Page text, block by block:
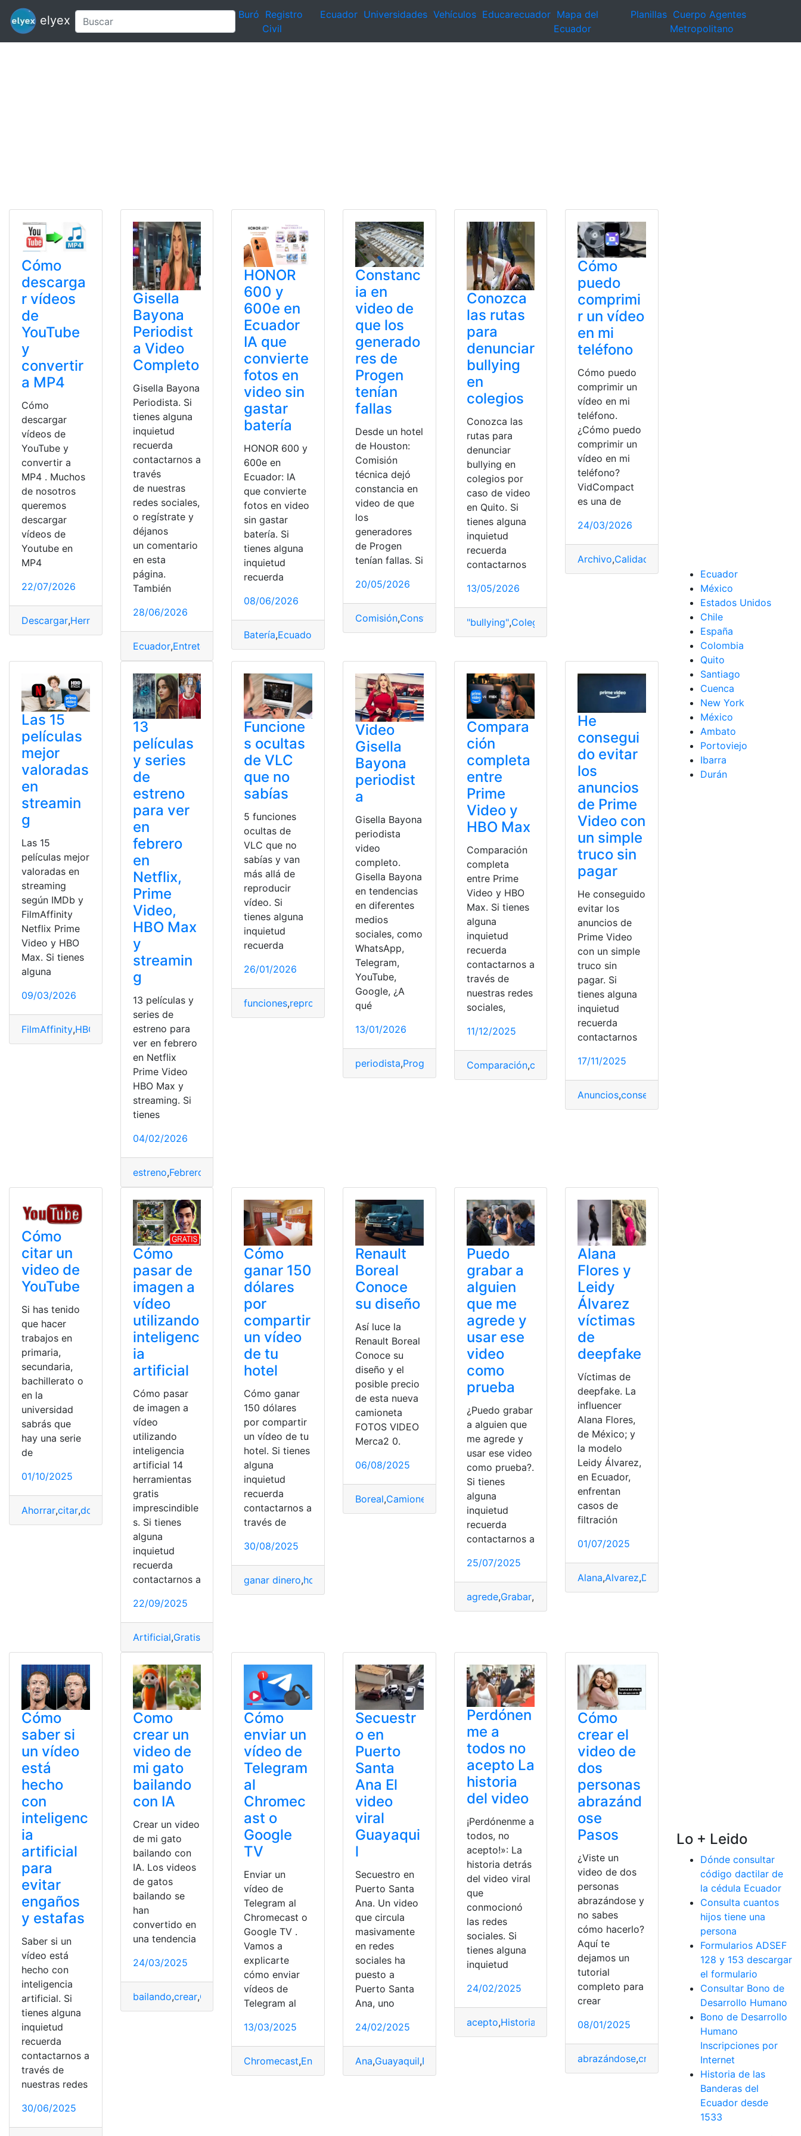
elyex Buró Registro
Civil
Ecuador Universidades Vehículos Educarecuador Mapa del
Ecuador
Planillas Cuerpo Agentes
Metropolitano
Cómo
descarga
r vídeos
de
YouTube
y
convertir
a MP4
Cómo
descargar
vídeos de
YouTube y
convertir a
MP4 . Muchos
de nosotros
queremos
descargar
vídeos de
Youtube en
MP4
22/07/2026
Descargar,Herramienta opciones video
Gisella
Bayona
Periodist
a Video
Completo
Gisella Bayona
Periodista. Si
tienes alguna
inquietud
recuerda
contactarnos a
través
de nuestras
redes sociales,
o regístrate y
déjanos
un comentario
en esta
página.
También
28/06/2026
Ecuador,Entretenimiento
HONOR
600 y
600e en
Ecuador
IA que
convierte
fotos en
video sin
gastar
batería
HONOR 600 y
600e en
Ecuador: IA
que convierte
fotos en video
sin gastar
batería. Si
tienes alguna
inquietud
recuerda
08/06/2026
Batería,Ecuador Fotos,IA,video
Constanc
ia en
video de
que los
generado
res de
Progen
tenían
fallas
Desde un hotel
de Houston:
Comisión
técnica dejó
constancia en
video de que
los
generadores
de Progen
tenían fallas. Si
20/05/2026
Comisión,Constancia Fallas,generadores video
Conozca
las rutas
para
denunciar
bullying
en
colegios
Conozca las
rutas para
denunciar
bullying en
colegios por
caso de video
en Quito. Si
tienes alguna
inquietud
recuerda
contactarnos
13/05/2026
"bullying",Colegios
Cómo
puedo
comprimi
r un vídeo
en mi
teléfono
Cómo puedo
comprimir un
vídeo en mi
teléfono.
¿Cómo puedo
comprimir un
vídeo en mi
teléfono?
VidCompact
es una de
24/03/2026
Archivo,Calidad
Las 15
películas
mejor
valoradas
en
streamin
g
Las 15
películas mejor
valoradas en
streaming
según IMDb y
FilmAffinity
Netflix Prime
Video y HBO
Max. Si tienes
alguna
09/03/2026
FilmAffinity,HBO Max,mejor,Netflix
13
películas
y series
de
estreno
para ver
en
febrero
en
Netflix,
Prime
Video,
HBO Max
y
streamin
g
13 películas y
series de
estreno para
ver en febrero
en Netflix
Prime Video
HBO Max y
streaming. Si
tienes
04/02/2026
estreno,Febrero
Funcione
s ocultas
de VLC
que no
sabías
5 funciones
ocultas de
VLC que no
sabías y van
más allá de
reproducir
vídeo. Si
tienes alguna
inquietud
recuerda
26/01/2026
funciones,reproducir video,vlc
Video
Gisella
Bayona
periodist
a
Gisella Bayona
periodista
video
completo.
Gisella Bayona
en tendencias
en diferentes
medios
sociales, como
WhatsApp,
Telegram,
YouTube,
Google, ¿A
qué
13/01/2026
periodista,Programa red social,Tendencia
Compara
ción
completa
entre
Prime
Video y
HBO Max
Comparación
completa
entre Prime
Video y HBO
Max. Si tienes
alguna
inquietud
recuerda
contactarnos a
través de
nuestras redes
sociales,
11/12/2025
Comparación,completa HBO ,Max,Prime
He
consegui
do evitar
los
anuncios
de Prime
Video con
un simple
truco sin
pagar
He conseguido
evitar los
anuncios de
Prime Video
con un simple
truco sin
pagar. Si
tienes alguna
inquietud
recuerda
contactarnos
17/11/2025
Anuncios,conseguido
Cómo
citar un
video de
YouTube
Si has tenido
que hacer
trabajos en
primaria,
secundaria,
bachillerato o
en la
universidad
sabrás que
hay una serie
de
01/10/2025
Ahorrar,citar,documento ,Solicitar Cita,Tiempo video,Videos,YouTube youtuber
Cómo
pasar de
imagen a
vídeo
utilizando
inteligenc
ia
artificial
Cómo pasar
de imagen a
vídeo
utilizando
inteligencia
artificial 14
herramientas
gratis
imprescindible
s. Si tienes
alguna
inquietud
recuerda
contactarnos a
22/09/2025
Artificial,Gratis,
Cómo
ganar 150
dólares
por
compartir
un vídeo
de tu
hotel
Cómo ganar
150 dólares
por compartir
un vídeo de tu
hotel. Si tienes
alguna
inquietud
recuerda
contactarnos a
través de
30/08/2025
ganar dinero,hoteles
Renault
Boreal
Conoce
su diseño
Así luce la
Renault Boreal
Conoce su
diseño y el
posible precio
de esta nueva
camioneta
FOTOS VIDEO
Merca2 0.
06/08/2025
Boreal,Camioneta Diseño,Fotos, video
Puedo
grabar a
alguien
que me
agrede y
usar ese
video
como
prueba
¿Puedo grabar
a alguien que
me agrede y
usar ese video
como prueba?.
Si tienes
alguna
inquietud
recuerda
contactarnos a
25/07/2025
agrede,Grabar, ,video
Alana
Flores y
Leidy
Álvarez
víctimas
de
deepfake
Víctimas de
deepfake. La
influencer
Alana Flores,
de México; y
la modelo
Leidy Álvarez,
en Ecuador,
enfrentan
casos de
filtración
01/07/2025
Alana,Alvarez,Deepfake
Cómo
saber si
un vídeo
está
hecho
con
inteligenc
ia
artificial
para
evitar
engaños
y estafas
Saber si un
vídeo está
hecho con
inteligencia
artificial. Si
tienes alguna
inquietud
recuerda
contactarnos a
través de
nuestras redes
30/06/2025
Como
crear un
video de
mi gato
bailando
con IA
Crear un video
de mi gato
bailando con
IA. Los videos
de gatos
bailando se
han
convertido en
una tendencia
24/03/2025
bailando,crear,Gato video
Cómo
enviar un
vídeo de
Telegram
al
Chromec
ast o
Google
TV
Enviar un
vídeo de
Telegram al
Chromecast o
Google TV .
Vamos a
explicarte
cómo enviar
vídeos de
Telegram al
13/03/2025
Chromecast,Enviar Google,Telegram,TV,
Secuestr
o en
Puerto
Santa
Ana El
video
viral
Guayaqui
l
Secuestro en
Puerto Santa
Ana. Un video
que circula
masivamente
en redes
sociales ha
puesto a
Puerto Santa
Ana, uno
24/02/2025
Ana,Guayaquil,Puerto
Perdónen
me a
todos no
acepto La
historia
del video
¡Perdónenme a
todos, no
acepto!»: La
historia detrás
del video viral
que
conmocionó
las redes
sociales. Si
tienes alguna
inquietud
24/02/2025
acepto,Historia Perdónenme,video
Cómo
crear el
video de
dos
personas
abrazánd
ose
Pasos
¿Viste un
video de dos
personas
abrazándose y
no sabes
cómo hacerlo?
Aquí te
dejamos un
tutorial
completo para
crear
08/01/2025
abrazándose,crear Personas
Ecuador
México
Estados Unidos
Chile
España
Colombia
Quito
Santiago
Cuenca
New York
México
Ambato
Portoviejo
Ibarra
Durán
Lo + Leido
Dónde consultar
código dactilar de
la cédula Ecuador
Consulta cuantos
hijos tiene una
persona
Formularios ADSEF
128 y 153 descargar
el formulario
Consultar Bono de
Desarrollo Humano
Bono de Desarrollo
Humano
Inscripciones por
Internet
Historia de las
Banderas del
Ecuador desde
1533